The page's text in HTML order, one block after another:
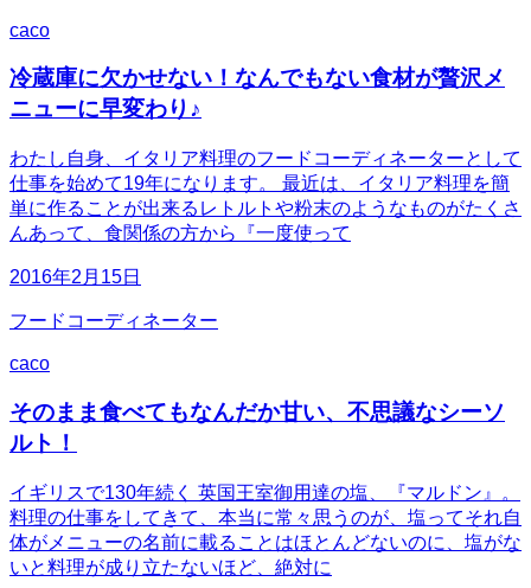
caco
冷蔵庫に欠かせない！なんでもない食材が贅沢メ
ニューに早変わり♪
わたし自身、イタリア料理のフードコーディネーターとして
仕事を始めて19年になります。 最近は、イタリア料理を簡
単に作ることが出来るレトルトや粉末のようなものがたくさ
んあって、食関係の方から『一度使って
2016年2月15日
フードコーディネーター
caco
そのまま食べてもなんだか甘い、不思議なシーソ
ルト！
イギリスで130年続く 英国王室御用達の塩、『マルドン』。
料理の仕事をしてきて、本当に常々思うのが、塩ってそれ自
体がメニューの名前に載ることはほとんどないのに、塩がな
いと料理が成り立たないほど、絶対に